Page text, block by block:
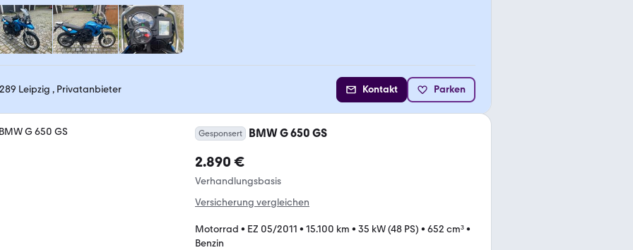
Leipzig , Privatanbieter Kontakt Parken
Gesponsert BMW G 650 GS
2.890 €
Verhandlungsbasis
Versicherung vergleichen
Motorrad • EZ 05/2011 • 15.100 km • 35 kW (48 PS) • 652 cm³•
Benzin